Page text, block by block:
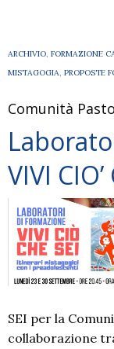
ARCHIVIO, FORMAZIONE
MISTAGOGIA, PROPOSTE
Comunità
VIVI CIO’
SEI per la
collaborazione